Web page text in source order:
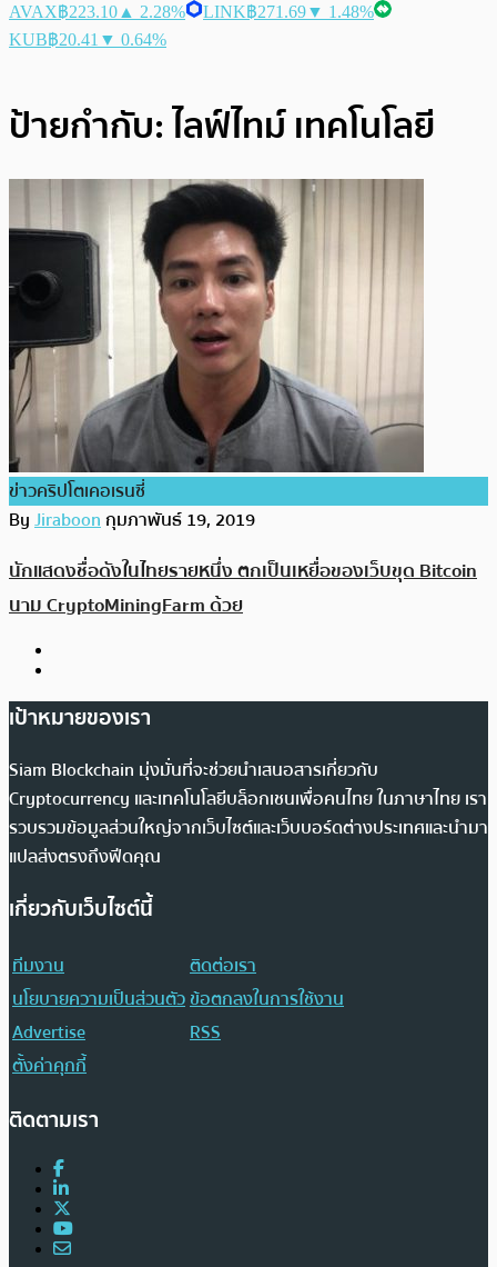
AVAX฿223.10 ▲ 2.28% LINK฿271.69▼ 1.48%
KUB฿20.41 ▼ 0.64%
ป้ายกำกับ:ไลฟ์ไทม์ เทคโนโลยี
ข่าวคริปโตเคอเรนซี่
ByJiraboonกุมภาพันธ์ 19, 2019
นักแสดงชื่อดังในไทยรายหนึ่ง ตกเป็นเหยื่อของเว็บขุด Bitcoin
นาม CryptoMiningFarm ด้วย
เป้าหมายของเรา
Siam Blockchain มุ่งมั่นที่จะช่วยนำเสนอสารเกี่ยวกับ
Cryptocurrency และเทคโนโลยีบล็อกเชนเพื่อคนไทย ในภาษาไทย เรา
รวบรวมข้อมูลส่วนใหญ่จากเว็บไซต์และเว็บบอร์ดต่างประเทศและนำมา
แปลส่งตรงถึงฟีดคุณ
เกี่ยวกับเว็บไซต์นี้
ทีมงาน
ติดต่อเรา
นโยบายความเป็นส่วนตัวข้อตกลงในการใช้งาน
Advertise
RSS
ตั้งค่าคุกกี้
ติดตามเรา